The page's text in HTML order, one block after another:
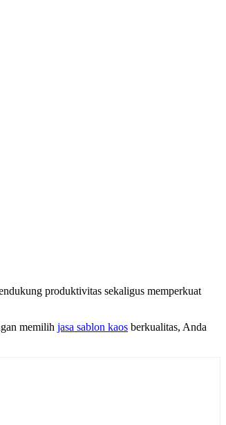
produktivitas sekaligus memperkuat
memilih jasa sablon kaos berkualitas, Anda